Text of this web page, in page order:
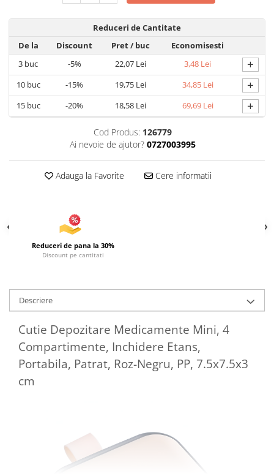
Articole pentru Iluminat
Lampi de veghe
Articole si, Echipamente pentru
Transport şi Ridicat
Pelerine, Umbrele si Accesorii
Videoproiectoare
Reduceri de Cantitate
De la
Discount Pret/ buc
Economisesti
3 buc -5% 22,07 Lei 3,48 Lei +
10buc -15% 19,75 Lei 34,85 Lei +
15buc -20% 18,58 Lei 69,69 Lei +
Cod Produs: 126779
Ai nevoie de ajutor? 0727003995
Adauga la Favorite Cere informatii
Reduceri de pana la 30%
Discount pe cantitati
Descriere
Cutie Depozitare Medicamente Mini, 4
Compartimente, Inchidere Etans,
Portabila, Patrat, Roz-Negru, PP, 7.5x7.5x3
cm